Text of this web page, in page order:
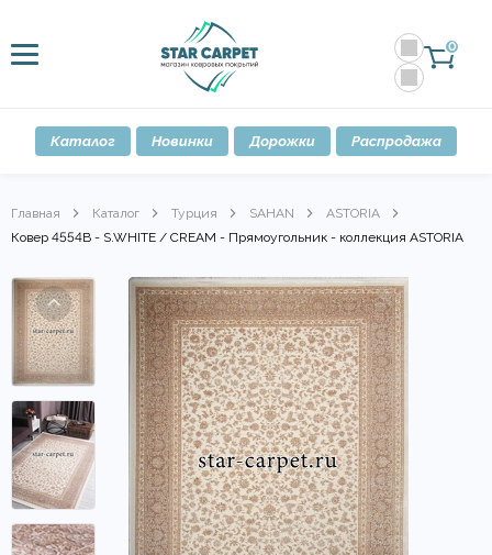
0
Каталог Новинки Дорожки Распродажа
Главная Каталог Турция SAHAN
ASTORIA
Ковер 4554B - S.WHITE / CREAM - Прямоугольник - коллекция ASTORIA